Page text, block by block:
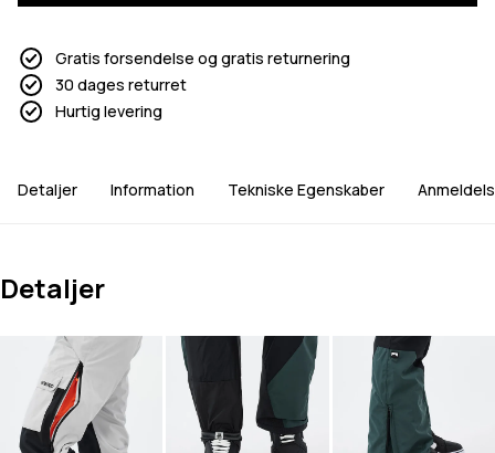
Gratis forsendelse og gratis returnering
30 dages returret
Hurtig levering
Detaljer Information Tekniske Egenskaber
Detaljer